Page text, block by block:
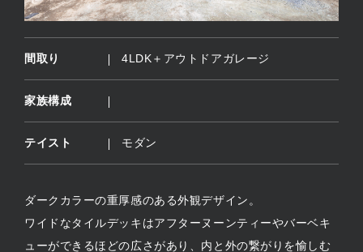
間取り 4LDK＋アウトドアガレージ
家族構成
テイスト モダン
ダークカラーの重厚感のある外観デザイン。
ワイドなタイルデッキはアフターヌーンティーやバーベキ
ューができるほどの広さがあり、内と外の繋がりを愉しむ